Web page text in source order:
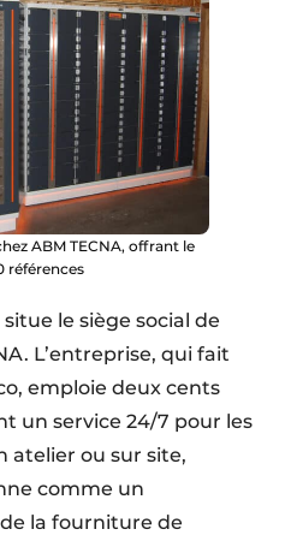
ABM TECNA, offrant le
références
le siège social de
L’entreprise, qui fait
emploie deux cents
un service 24/7 pour les
atelier ou sur site,
comme un
la fourniture de